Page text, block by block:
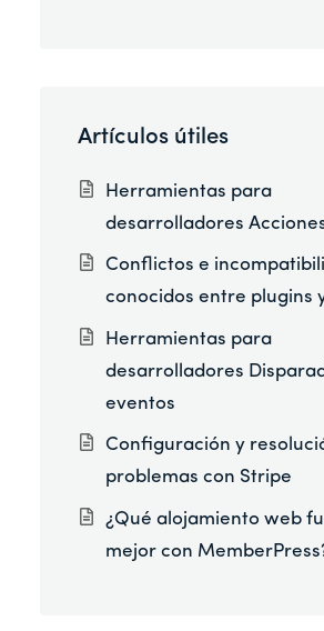
Artículos útiles
Herramientas para
desarrolladores
Conflictos e
conocidos entre plugins
Herramientas para
desarrolladores
eventos
Configuración y
problemas con Stripe
¿Qué alojamiento web
mejor con